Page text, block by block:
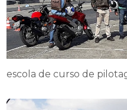
escola de curso de